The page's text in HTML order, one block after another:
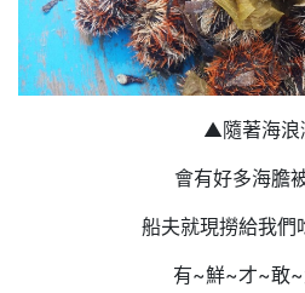
▲隨著海浪
會有好多海膽
船夫就現撈給我
有~鮮~才~敢